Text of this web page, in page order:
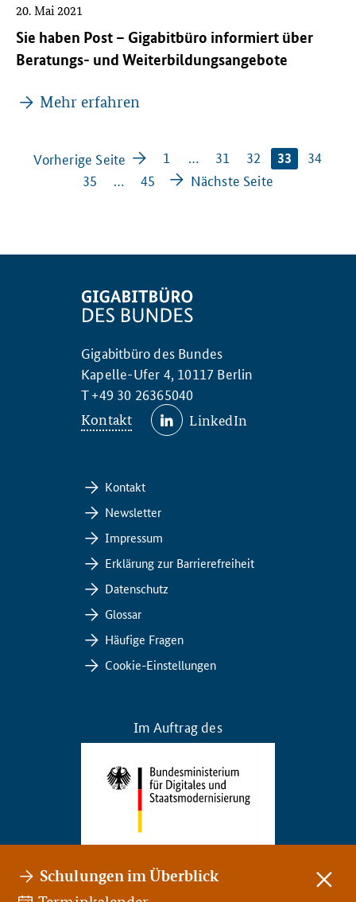
Sie haben Post – Gigabitbüro informiert über
Beratungs- und Weiterbildungsangebote
20. Mai 2021
Mehr erfahren
Vorherige Seite 1 … 31 32 33
34
35
… 45 Nächste Seite
Schulungen im Überblick
Gigabitbüro des Bundes
Kapelle-Ufer 4, 10117 Berlin
T +49 30 26365040
Kontakt LinkedIn
Kontakt
Newsletter
Impressum
Erklärung zur Barrierefreiheit
Datenschutz
Glossar
Häufige Fragen
Cookie-Einstellungen
Im Auftrag des